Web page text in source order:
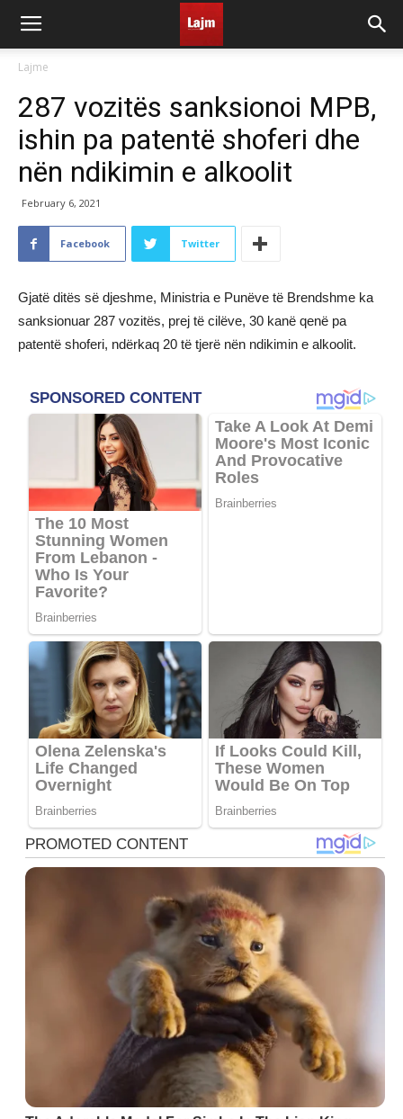
Lajme
287 vozitës sanksionoi MPB,
ishin pa patentë shoferi dhe
nën ndikimin e alkoolit
February 6, 2021
Facebook Twitter
Gjatë ditës së djeshme, Ministria e Punëve të Brendshme ka
sanksionuar 287 vozitës, prej të cilëve, 30 kanë qenë pa
patentë shoferi, ndërkaq 20 të tjerë nën ndikimin e alkoolit.